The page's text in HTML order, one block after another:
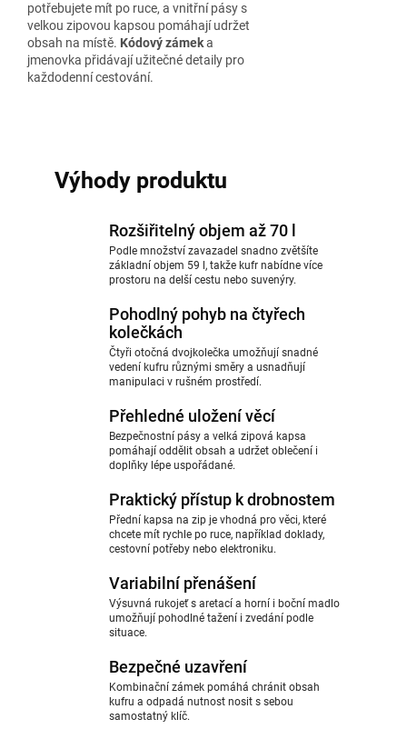
potřebujete mít po ruce, a vnitřní pásy s
velkou zipovou kapsou pomáhají udržet
obsah na místě. Kódový zámeka
jmenovka přidávají užitečné detaily pro
každodenní cestování.
Výhody produktu
Rozšiřitelný objem až 70 l
Podle množství zavazadel snadno zvětšíte
základní objem 59 l, takže kufr nabídne více
prostoru na delší cestu nebo suvenýry.
Pohodlný pohyb na čtyřech
kolečkách
Čtyři otočná dvojkolečka umožňují snadné
vedení kufru různými směry a usnadňují
manipulaci v rušném prostředí.
Přehledné uložení věcí
Bezpečnostní pásy a velká zipová kapsa
pomáhají oddělit obsah a udržet oblečení i
doplňky lépe uspořádané.
Praktický přístup k drobnostem
Přední kapsa na zip je vhodná pro věci, které
chcete mít rychle po ruce, například doklady,
cestovní potřeby nebo elektroniku.
Variabilní přenášení
Výsuvná rukojeť s aretací a horní i boční madlo
umožňují pohodlné tažení i zvedání podle
situace.
Bezpečné uzavření
Kombinační zámek pomáhá chránit obsah
kufru a odpadá nutnost nosit s sebou
samostatný klíč.